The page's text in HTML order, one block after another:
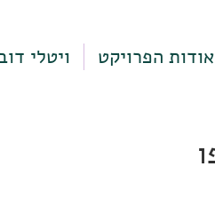
ויטלי אודות הפרויקט